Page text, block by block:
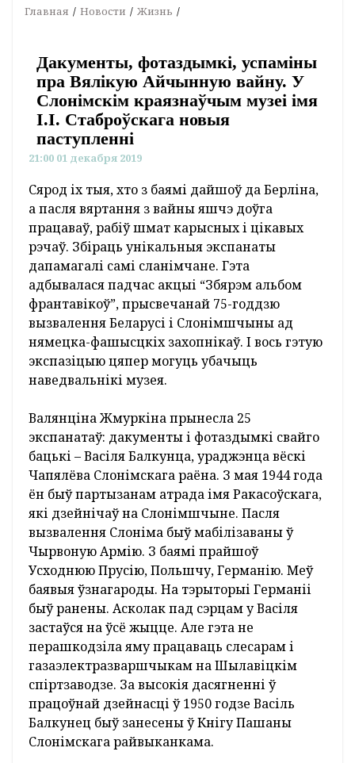
Главная Новости Жизнь
Дакументы, фотаздымкі, успаміны
пра Вялікую Айчынную вайну. У
Слонімскім краязнаўчым музеі імя
І.І. Стаброўскага новыя
паступленні
21:00 01 декабря 2019
Сярод іх тыя, хто з баямі дайшоў да Берліна,
а пасля вяртання з вайны яшчэ доўга
працаваў, рабіў шмат карысных і цікавых
рэчаў. Збіраць унікальныя экспанаты
дапамагалі самі сланімчане. Гэта
адбывалася падчас акцыі “Збярэм альбом
франтавікоў”, прысвечанай 75-годдзю
вызвалення Беларусі і Слонімшчыны ад
нямецка-фашысцкіх захопнікаў. І вось гэтую
экспазіцыю цяпер могуць убачыць
наведвальнікі музея.
Валянціна Жмуркіна прынесла 25